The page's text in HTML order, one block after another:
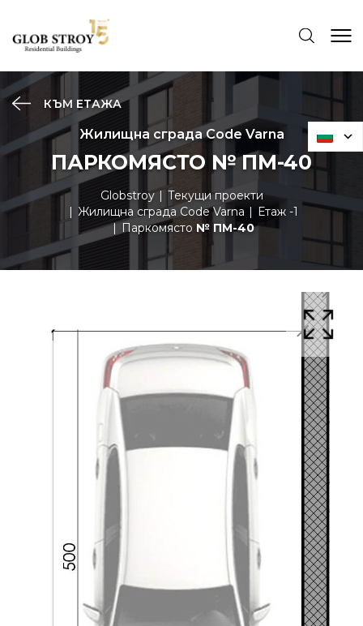
КЪМ ЕТАЖА
Жилищна сграда Code Varna
ПАРКОМЯСТО № ПМ-40
Globstroy
Текущи проекти
Жилищна сграда Code Varna
Етаж -1
Паркомясто № ПМ-40